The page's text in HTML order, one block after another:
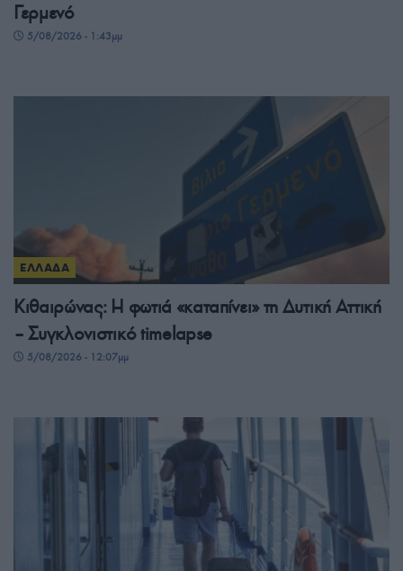
Γερμενό
5/08/2026 - 1:43μμ
ΕΛΛΑΔΑ
Κιθαιρώνας: Η φωτιά «καταπίνει» τη Δυτική Αττική
– Συγκλονιστικό timelapse
5/08/2026 - 12:07μμ